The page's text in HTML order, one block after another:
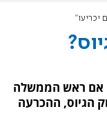
יכריעו"
אם ראש הממשלה
הגיוס, ההכרעה